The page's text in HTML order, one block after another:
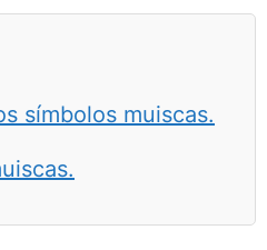
símbolos muiscas.